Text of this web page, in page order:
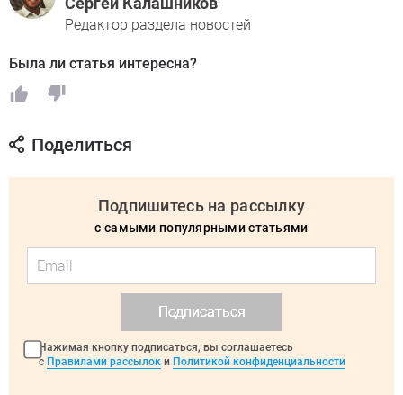
Редактор раздела новостей
Была ли статья интересна?
Поделиться
Подпишитесь на рассылку
с самыми популярными статьями
Подписаться
Нажимая кнопку подписаться, вы соглашаетесь
с Правилами рассылок и Политикой конфиденциальности